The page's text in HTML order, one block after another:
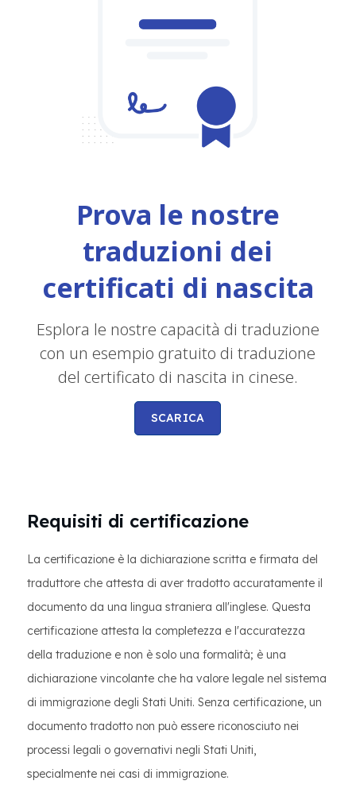
Prova le nostre
traduzioni dei
certificati di nascita
Esplora le nostre capacità di traduzione
con un esempio gratuito di traduzione
del certificato di nascita in cinese.
SCARICA
Requisiti di certificazione
La certificazione è la dichiarazione scritta e firmata del
traduttore che attesta di aver tradotto accuratamente il
documento da una lingua straniera all'inglese. Questa
certificazione attesta la completezza e l'accuratezza
della traduzione e non è solo una formalità; è una
dichiarazione vincolante che ha valore legale nel sistema
di immigrazione degli Stati Uniti. Senza certificazione, un
documento tradotto non può essere riconosciuto nei
processi legali o governativi negli Stati Uniti,
specialmente nei casi di immigrazione.